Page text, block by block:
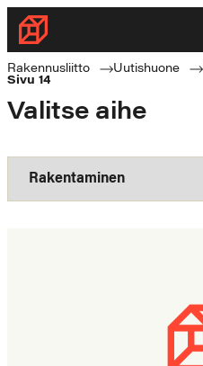
Siirry
suoraan
sisältöön
Rakennusliitto
Rakennusalan
ammattilaisten
puolella
Rakennusliitto Uutishuone
Sivu 14
Valitse aihe